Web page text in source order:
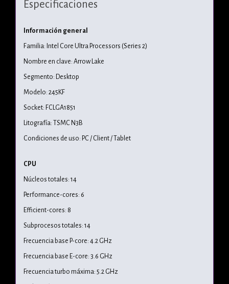
Especificaciones
Información general
Familia: Intel Core Ultra Processors (Series 2)
Nombre en clave: Arrow Lake
Segmento: Desktop
Modelo: 245KF
Socket: FCLGA1851
Litografía: TSMC N3B
Condiciones de uso: PC / Client / Tablet
CPU
Núcleos totales: 14
Performance-cores: 6
Efficient-cores: 8
Subprocesos totales: 14
Frecuencia base P-core: 4.2 GHz
Frecuencia base E-core: 3.6 GHz
Frecuencia turbo máxima: 5.2 GHz